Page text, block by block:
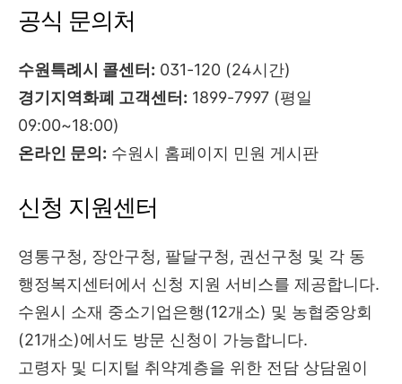
공식 문의처
수원특례시 콜센터: 031-120 (24시간)
경기지역화폐 고객센터: 1899-7997 (평일
09:00~18:00)
온라인 문의: 수원시 홈페이지 민원 게시판
신청 지원센터
영통구청, 장안구청, 팔달구청, 권선구청 및 각 동
행정복지센터에서 신청 지원 서비스를 제공합니다.
수원시 소재 중소기업은행(12개소) 및 농협중앙회
(21개소)에서도 방문 신청이 가능합니다.
고령자 및 디지털 취약계층을 위한 전담 상담원이